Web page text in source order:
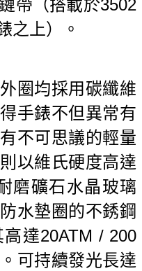
帶（搭載於3502
之上）。
圈均採用碳纖維
手錶不但異常有
不可思議的輕量
以維氏硬度高達
磨礦石水晶玻璃
水墊圈的不銹鋼
達20ATM / 200
可持續發光長達